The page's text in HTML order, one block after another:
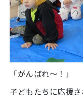
「がんばれ～！」
子どもたちに応援